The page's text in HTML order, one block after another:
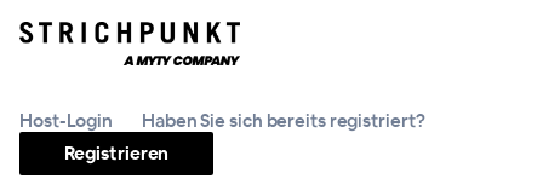
Host-Login
Haben Sie sich bereits registriert?
Registrieren